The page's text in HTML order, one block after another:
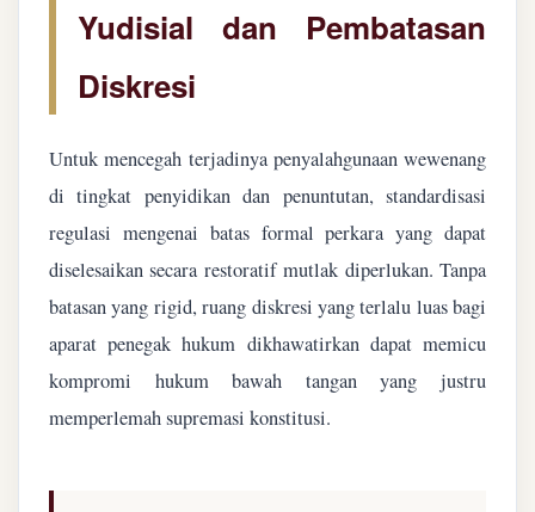
Yudisial dan Pembatasan
Diskresi
Untuk mencegah terjadinya penyalahgunaan wewenang
di tingkat penyidikan dan penuntutan, standardisasi
regulasi mengenai batas formal perkara yang dapat
diselesaikan secara restoratif mutlak diperlukan. Tanpa
batasan yang rigid, ruang diskresi yang terlalu luas bagi
aparat penegak hukum dikhawatirkan dapat memicu
kompromi hukum bawah tangan yang justru
memperlemah supremasi konstitusi.